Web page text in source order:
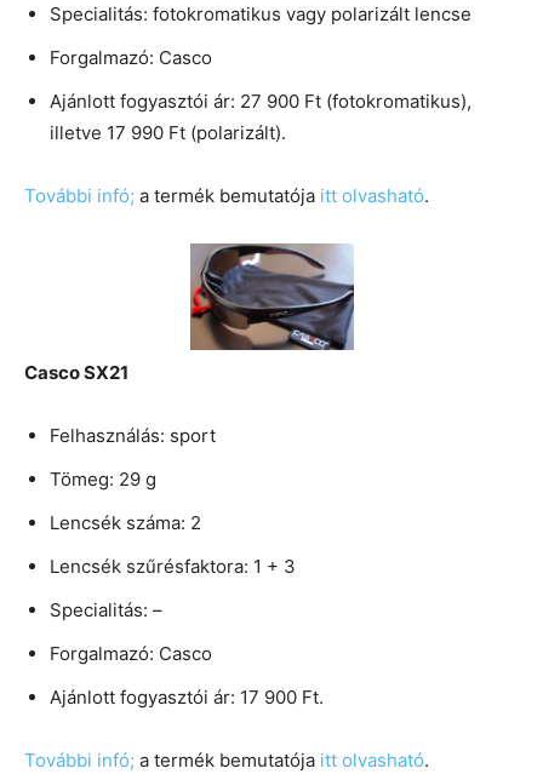
Specialitás: fotokromatikus vagy polarizált lencse
Forgalmazó: Casco
Ajánlott fogyasztói ár: 27 900 Ft (fotokromatikus),
illetve 17 990 Ft (polarizált).
További infó; a termék bemutatója itt olvasható.
Casco SX21
Felhasználás: sport
Tömeg: 29 g
Lencsék száma: 2
Lencsék szűrésfaktora: 1 + 3
Specialitás: –
Forgalmazó: Casco
Ajánlott fogyasztói ár: 17 900 Ft.
További infó; a termék bemutatója itt olvasható.